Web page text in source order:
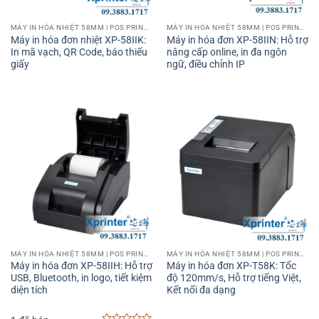
quán cafe, máy in nhiệt Xprinter hỗ trợ in hóa đơn, đơn đặt
hàng cho bếp một cách nhanh chóng, giúp tăng cường
hiệu suất và độ chính xác trong quá trình phục vụ khách.
nhỏ, hoặc cửa hàng dịch vụ sửa chữa điện thoại, nơi khách
hàng cần một bản hóa đơn hoặc biên lai cho dịch vụ đã
Trong quản lý kho và logistics:
Máy in nhiệt Xprinter có thể
được sử dụng để in các nhãn kho nhỏ, giúp việc quản lý
kho trở nên dễ dàng và hiệu quả hơn.
Top máy in nhiệt 58mm Xprinter tốt nhất hiện nay
Máy in nhiệt Xprinter XP-T58K
Máy in nhiệt xprinter XP-T58K nổi bật với tốc độ in nhanh,
kết nối USB tiện lợi và thiết kế nhỏ gọn, dễ sử dụng. Đây là
Máy in hóa đơn nhiệt XP-58IIK:
In mã vạch, QR Code, báo thiếu
giấy
Máy in hóa đơn XP-58IIN: Hỗ trợ
nâng cấp online, in đa ngôn
ngữ, điều chỉnh IP
Máy in hóa đơn XP-58IIH: Hỗ trợ
USB, Bluetooth, in logo, tiết kiệm
diện tích
Máy in hóa đơn XP-T58K: Tốc
độ 120mm/s, Hỗ trợ tiếng Việt,
Kết nối đa dạng